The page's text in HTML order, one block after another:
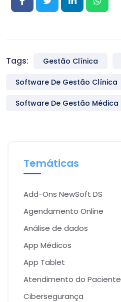
Tags: Gestão Clínica
Software De Gestão Clínica
Software De Gestão Médica
Temáticas
Add-Ons NewSoft DS
Agendamento Online
Análise de dados
App Médicos
App Tablet
Atendimento do Paciente
Cibersegurança